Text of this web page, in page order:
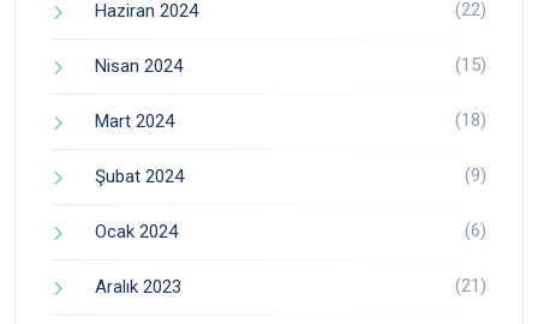
Haziran 2024 (22)
Nisan 2024 (15)
Mart 2024 (18)
Şubat 2024 (9)
Ocak 2024 (6)
Aralık 2023 (21)